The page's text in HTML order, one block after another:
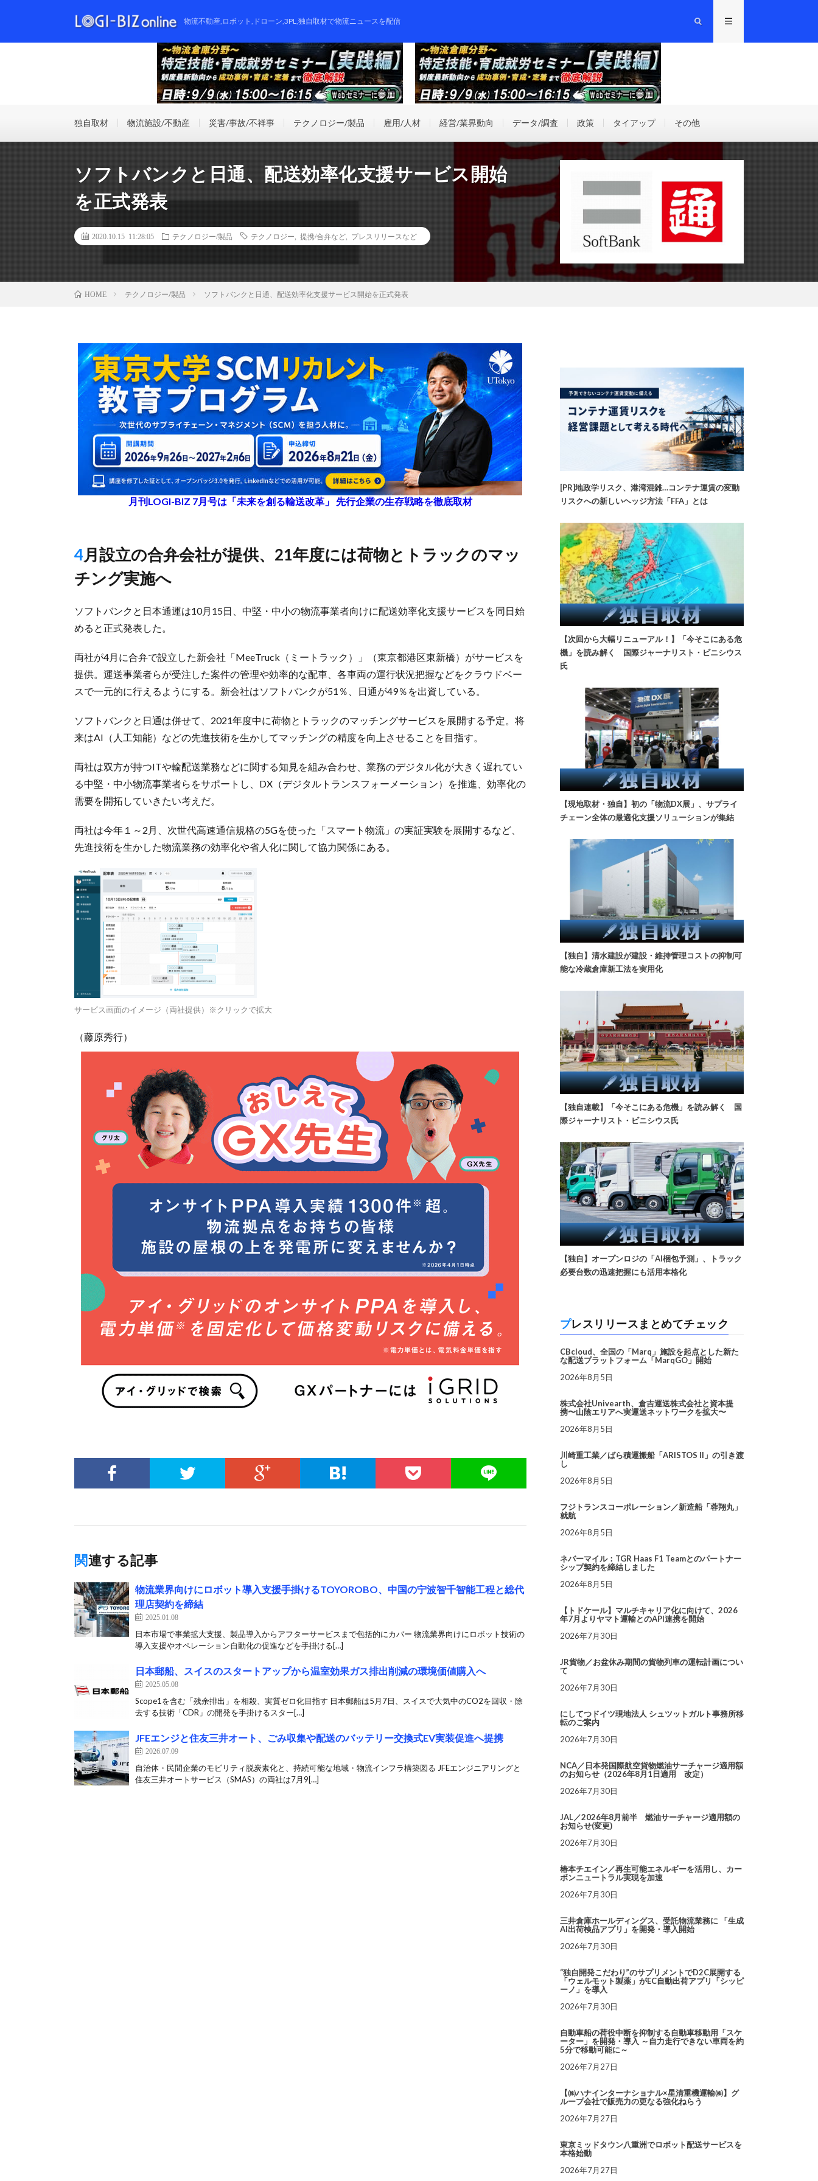
物流不動産,ロボット,ドローン,3PL,独自取材で物流ニュースを配信
独自取材 物流施設/不動産 災害/事故/不祥事 テクノロジー/製品 雇用/人材 経営/業界動向 データ/調査 政策 タイアップ その他
ソフトバンクと日通、配送効率化支援サービス開始
を正式発表
2020.10.15 11:28:05 テクノロジー/製品 テクノロジー 提携/合弁など プレスリリースなど
HOME テクノロジー/製品 ソフトバンクと日通、配送効率化支援サービス開始を正式発表
月刊LOGI-BIZ 7月号は「未来を創る輸送改革」 先行企業の生存戦略を徹底取材
4月設立の合弁会社が提供、21年度には荷物とトラックのマッ
チング実施へ
ソフトバンクと日本通運は10月15日、中堅・中小の物流事業者向けに配送効率化支援サービスを同日始
めると正式発表した。
両社が4月に合弁で設立した新会社「MeeTruck（ミートラック）」（東京都港区東新橋）がサービスを
提供。運送事業者らが受注した案件の管理や効率的な配車、各車両の運行状況把握などをクラウドベー
スで一元的に行えるようにする。新会社はソフトバンクが51％、日通が49％を出資している。
ソフトバンクと日通は併せて、2021年度中に荷物とトラックのマッチングサービスを展開する予定。将
来はAI（人工知能）などの先進技術を生かしてマッチングの精度を向上させることを目指す。
両社は双方が持つITや輸配送業務などに関する知見を組み合わせ、業務のデジタル化が大きく遅れてい
る中堅・中小物流事業者らをサポートし、DX（デジタルトランスフォーメーション）を推進、効率化の
需要を開拓していきたい考えだ。
両社は今年１～2月、次世代高速通信規格の5Gを使った「スマート物流」の実証実験を展開するなど、
先進技術を生かした物流業務の効率化や省人化に関して協力関係にある。
サービス画面のイメージ（両社提供）※クリックで拡大
（藤原秀行）
関連する記事
物流業界向けにロボット導入支援手掛けるTOYOROBO、中国の宁波智千智能工程と総代
理店契約を締結
2025.01.08
日本市場で事業拡大支援、製品導入からアフターサービスまで包括的にカバー 物流業界向けにロボット技術の
導入支援やオペレーション自動化の促進などを手掛ける[…]
日本郵船、スイスのスタートアップから温室効果ガス排出削減の環境価値購入へ
2025.05.08
Scope1を含む「残余排出」を相殺、実質ゼロ化目指す 日本郵船は5月7日、スイスで大気中のCO2を回収・除
去する技術「CDR」の開発を手掛けるスター[…]
JFEエンジと住友三井オート、ごみ収集や配送のバッテリー交換式EV実装促進へ提携
2026.07.09
自治体・民間企業のモビリティ脱炭素化と、持続可能な地域・物流インフラ構築図る JFEエンジニアリングと
住友三井オートサービス（SMAS）の両社は7月9[…]
[PR]地政学リスク、港湾混雑…コンテナ運賃の変動
リスクへの新しいヘッジ方法「FFA」とは
【次回から大幅リニューアル！】「今そこにある危
機」を読み解く 国際ジャーナリスト・ビニシウス
氏
【現地取材・独自】初の「物流DX展」、サプライ
チェーン全体の最適化支援ソリューションが集結
【独自】清水建設が建設・維持管理コストの抑制可
能な冷蔵倉庫新工法を実用化
【独自連載】「今そこにある危機」を読み解く 国
際ジャーナリスト・ビニシウス氏
【独自】オープンロジの「AI梱包予測」、トラック
必要台数の迅速把握にも活用本格化
プレスリリースまとめてチェック
CBcloud、全国の「Marq」施設を起点とした新た
な配送プラットフォーム「MarqGO」開始
2026年8月5日
株式会社Univearth、倉吉運送株式会社と資本提
携〜山陰エリアへ実運送ネットワークを拡大〜
2026年8月5日
川崎重工業／ばら積運搬船「ARISTOS II」の引き渡
し
2026年8月5日
フジトランスコーポレーション／新造船「蓉翔丸」
就航
2026年8月5日
ネバーマイル：TGR Haas F1 Teamとのパートナー
シップ契約を締結しました
2026年8月5日
【トドケール】マルチキャリア化に向けて、2026
年7月よりヤマト運輸とのAPI連携を開始
2026年7月30日
JR貨物／お盆休み期間の貨物列車の運転計画につい
て
2026年7月30日
にしてつドイツ現地法人 シュツットガルト事務所移
転のご案内
2026年7月30日
NCA／日本発国際航空貨物燃油サーチャージ適用額
のお知らせ（2026年8月1日適用 改定）
2026年7月30日
JAL／2026年8月前半 燃油サーチャージ適用額の
お知らせ(変更)
2026年7月30日
椿本チエイン／再生可能エネルギーを活用し、カー
ボンニュートラル実現を加速
2026年7月30日
三井倉庫ホールディングス、受託物流業務に 「生成
AI出荷検品アプリ」を開発・導入開始
2026年7月30日
“独自開発こだわり”のサプリメントでD2C展開する
「ウェルモット製薬」がEC自動出荷アプリ「シッピ
ーノ」を導入
2026年7月30日
自動車船の荷役中断を抑制する自動車移動用「スケ
ーター」を開発・導入 ～自力走行できない車両を約
5分で移動可能に～
2026年7月27日
【㈱ハナインターナショナル×星清重機運輸㈱】グ
ループ会社で販売力の更なる強化ねらう
2026年7月27日
東京ミッドタウン八重洲でロボット配送サービスを
本格始動
2026年7月27日